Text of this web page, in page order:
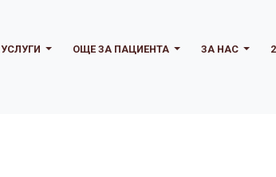
УСЛУГИ ОЩЕ ЗА ПАЦИЕНТА ЗА НАС